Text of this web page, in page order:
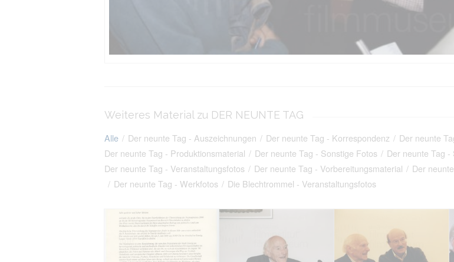
Weiteres Material zu DER NEUNTE TAG
Alle / Der neunte Tag - Auszeichnungen / Der neunte Tag - Korrespondenz / Der neunte
Der neunte Tag - Produktionsmaterial / Der neunte Tag - Sonstige Fotos / Der neunte Tag -
Der neunte Tag - Veranstaltungsfotos / Der neunte Tag - Vorbereitungsmaterial / Der
/ Der neunte Tag - Werkfotos / Die Blechtrommel - Veranstaltungsfotos